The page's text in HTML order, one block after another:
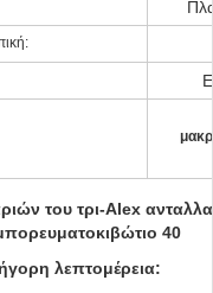
του τρι-Alex
40
λεπτομέρεια: